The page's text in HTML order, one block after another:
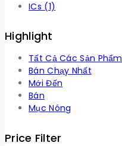
ICs (1)
Highlight
Tất Cả Các Sản Phẩm
Bán Chạy Nhất
Mới Đến
Bán
Mục Nóng
Price Filter